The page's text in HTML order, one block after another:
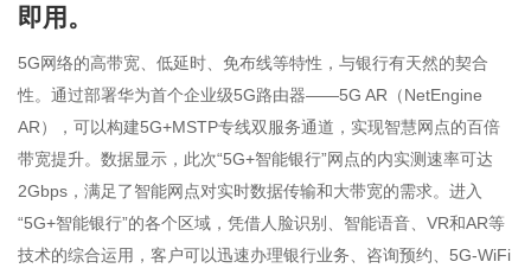
即用。
5G网络的高带宽、低延时、免布线等特性，与银行有天然的契合
性。通过部署华为首个企业级5G路由器——5G AR（NetEngine
AR），可以构建5G+MSTP专线双服务通道，实现智慧网点的百倍
带宽提升。数据显示，此次“5G+智能银行”网点的内实测速率可达
2Gbps，满足了智能网点对实时数据传输和大带宽的需求。进入
“5G+智能银行”的各个区域，凭借人脸识别、智能语音、VR和AR等
技术的综合运用，客户可以迅速办理银行业务、咨询预约、5G-WiFi